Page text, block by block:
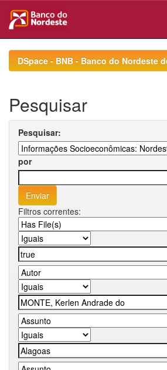
navigationDSpace - BNB - Banco do Nordeste
Pesquisar
Pesquisar:
por
Filtros correntes: